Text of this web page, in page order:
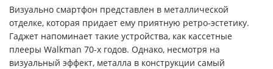
Визуально смартфон представлен в металлической
отделке, которая придает ему приятную ретро-эстетику.
Гаджет напоминает такие устройства, как кассетные
плееры Walkman 70-х годов. Однако, несмотря на
визуальный эффект, металла в конструкции самый